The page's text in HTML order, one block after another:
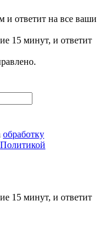
и ответит на все ваши
15 минут, и ответит
обработку
Политикой
15 минут, и ответит